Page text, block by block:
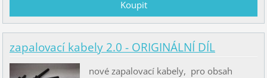
zapalovací kabely 2.0 - ORIGINÁLNÍ DÍL
nové zapalovací kabely, pro obsah